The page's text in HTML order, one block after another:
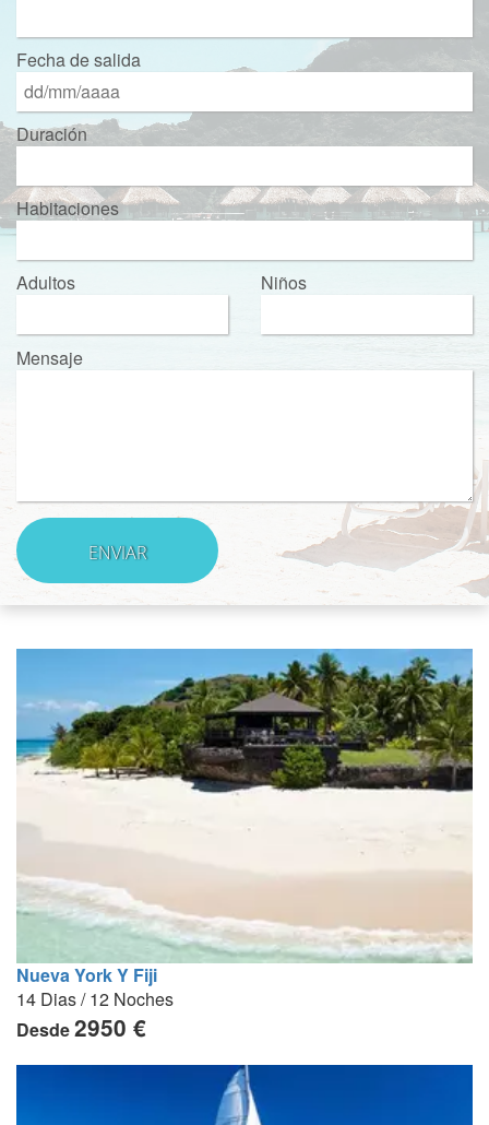
Fecha de salida
Duración
Habitaciones
Adultos Niños
Mensaje
Nueva York Y Fiji
14 Dias / 12 Noches
Desde2950 €